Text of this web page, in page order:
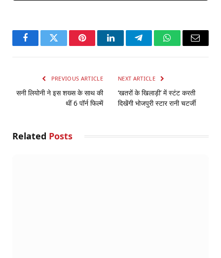
FacebookTwitter PinterestLinkedInTelegramWhatsApp
Email
PREVIOUS ARTICLE
सनी लियोनी ने इस शख्स के साथ की
थीं 6 पॉर्न फिल्में
NEXT ARTICLE
‘खतरों के खिलाड़ी’ में स्टंट करती
दिखेंगी भोजपुरी स्टार रानी चटर्जी
Related Posts